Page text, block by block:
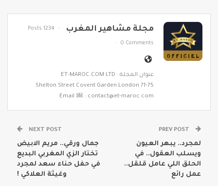
مجلة مشاهير المغرب 1234 Posts
0 Comments
عنوان المجلة : ET-MAROC.COM LTD
71-75 Shelton Street Covent Garden London
Email
: contact@et-maroc.com
لمجرد.. يبهر العيون
ويسلب العقول.. في
الحلق اللي عامل قلقل..
عمل رائع
NEXT POST
جمال ورقي.. مريم الابيض
تختار الزي المغربي البديع
في حفل حناء سعد لمجرد
وغيثة العلاكي !